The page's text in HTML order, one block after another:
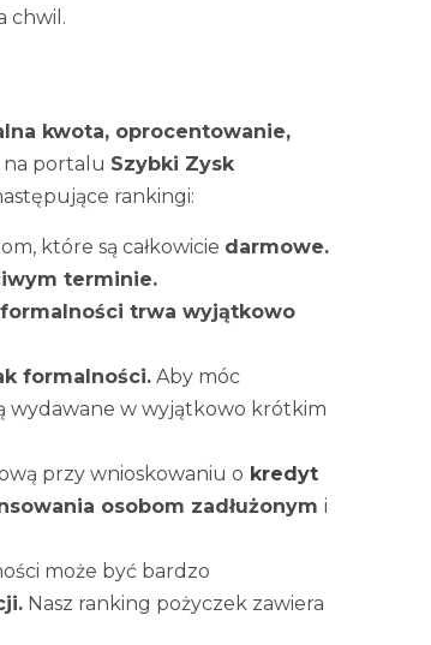
chwil.
kwota, oprocentowanie,
na portalu Szybki Zysk
rankingi:
które są całkowicie darmowe.
terminie.
trwa wyjątkowo
formalności. Aby móc
wydawane w wyjątkowo krótkim
przy wnioskowaniu o kredyt
osobom zadłużonym i
może być bardzo
Nasz ranking pożyczek zawiera